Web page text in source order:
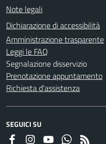
Note legali
Dichiarazione di accessibilità
Amministrazione trasparente
Leggi le FAQ
Segnalazione disservizio
Prenotazione appuntamento
Richiesta d'assistenza
SEGUICI SU